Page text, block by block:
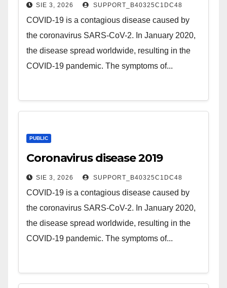
SIE 3, 2026 SUPPORT_B40325C1DC48
COVID-19 is a contagious disease caused by
the coronavirus SARS-CoV-2. In January 2020,
the disease spread worldwide, resulting in the
COVID-19 pandemic. The symptoms of...
PUBLIC
Coronavirus disease 2019
SIE 3, 2026 SUPPORT_B40325C1DC48
COVID-19 is a contagious disease caused by
the coronavirus SARS-CoV-2. In January 2020,
the disease spread worldwide, resulting in the
COVID-19 pandemic. The symptoms of...